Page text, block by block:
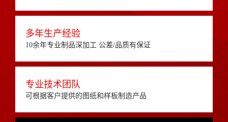
多年生产经验
10余年专业制品深加工 公差/品质有保证
专业技术团队
可根据客户提供的图纸和样板制造产品